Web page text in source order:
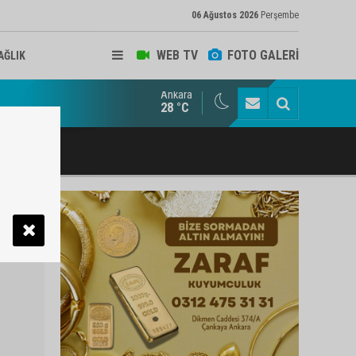
06 Ağustos 2026 Perşembe
WEB TV FOTO GALERİ
ve Arabulucu Rüstem Yiğit Ahizer'e ziyaretçi akını
Ankara
28 °C